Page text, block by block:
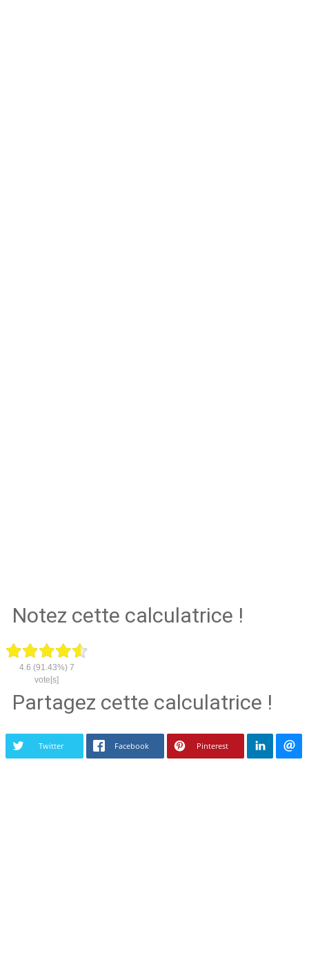
Notez cette calculatrice !
4.6 (91.43%) 7
vote[s]
Partagez cette calculatrice !
Twitter Facebook Pinterest